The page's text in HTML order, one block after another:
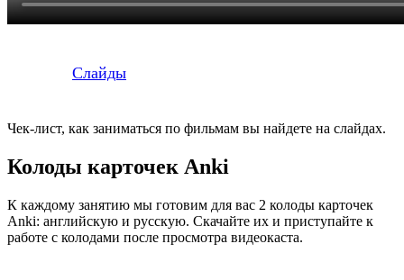
Слайды
Чек-лист, как заниматься по фильмам вы найдете на слайдах.
Колоды карточек Anki
К каждому занятию мы готовим для вас 2 колоды карточек
Anki: английскую и русскую. Скачайте их и приступайте к
работе с колодами после просмотра видеокаста.